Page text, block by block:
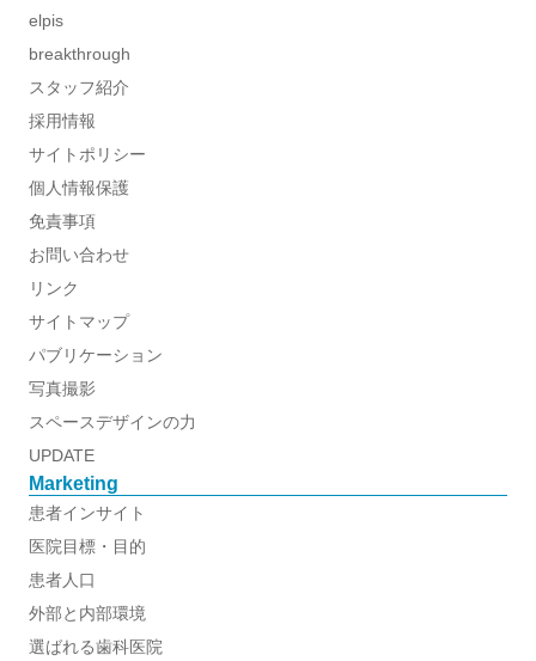
elpis
breakthrough
スタッフ紹介
採用情報
サイトポリシー
個人情報保護
免責事項
お問い合わせ
リンク
サイトマップ
パブリケーション
写真撮影
スペースデザインの力
UPDATE
Marketing
患者インサイト
医院目標・目的
患者人口
外部と内部環境
選ばれる歯科医院